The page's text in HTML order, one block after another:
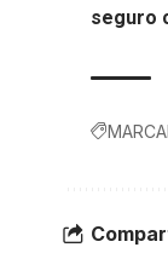
seguro